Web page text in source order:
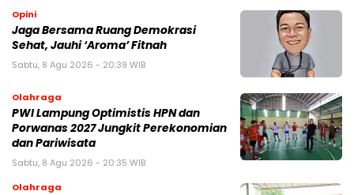
Opini
Jaga Bersama Ruang Demokrasi
Sehat, Jauhi ‘Aroma’ Fitnah
Sabtu, 8 Agu 2026 - 20:39 WIB
Olahraga
PWI Lampung Optimistis HPN dan
Porwanas 2027 Jungkit Perekonomian
dan Pariwisata
Sabtu, 8 Agu 2026 - 20:35 WIB
Olahraga